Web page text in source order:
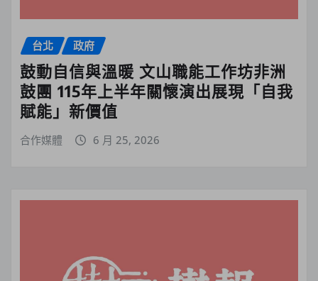
台北 政府
鼓動自信與溫暖 文山職能工作坊非洲
鼓團 115年上半年關懷演出展現「自我
賦能」新價值
合作媒體 6 月 25, 2026